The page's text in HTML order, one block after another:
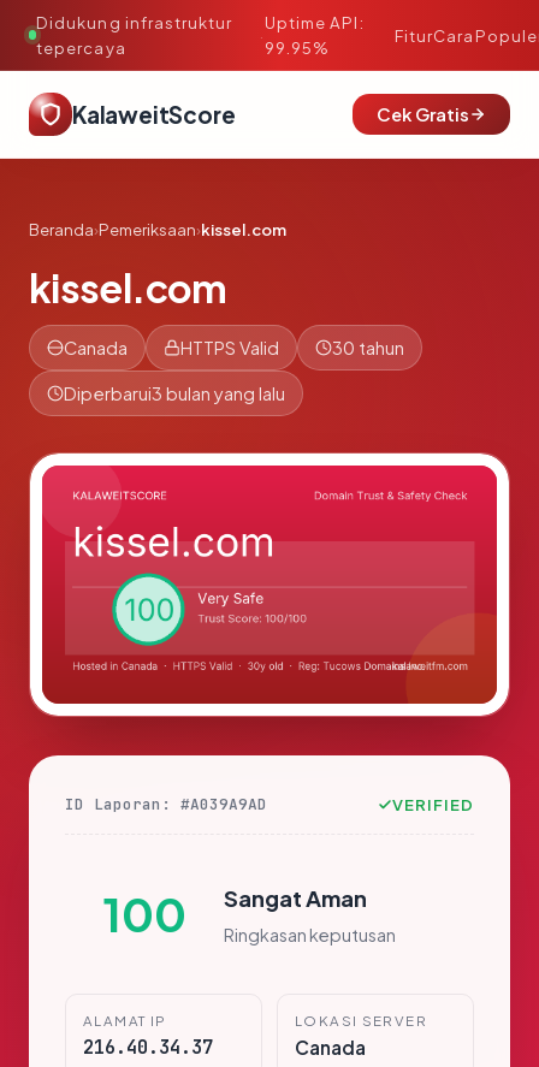
Didukung infrastruktur
tepercaya
·
Uptime API:
99.95%
FiturCara
KalaweitScore Cek Gratis
Beranda›Pemeriksaan›kissel.com
kissel.com
Canada HTTPS Valid 30 tahun
Diperbarui3 bulan yang lalu
ID Laporan: #A039A9AD VERIFIED
100 Sangat Aman
Ringkasan keputusan
ALAMAT IP
216.40.34.37
LOKASI SERVER
Canada